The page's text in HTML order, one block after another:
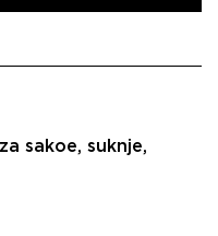
sakoe, suknje,